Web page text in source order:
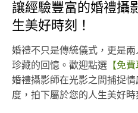
讓經驗豐富的婚禮攝
生美好時刻！
婚禮不只是傳統儀式，更是
珍藏的回憶。歡迎點選 【免
婚禮攝影師在光影之間捕捉
度，拍下屬於您的人生美好時